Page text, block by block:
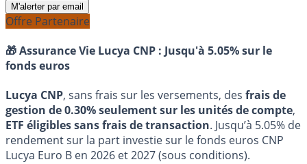
M'alerter par email
Offre Partenaire
🎁 Assurance Vie Lucya CNP : Jusqu'à 5.05% sur le
fonds euros
Lucya CNP, sans frais sur les versements, des frais de
gestion de 0.30% seulement sur les unités de compte,
ETF éligibles sans frais de transaction. Jusqu’à 5.05% de
rendement sur la part investie sur le fonds euros CNP
Lucya Euro B en 2026 et 2027 (sous conditions).